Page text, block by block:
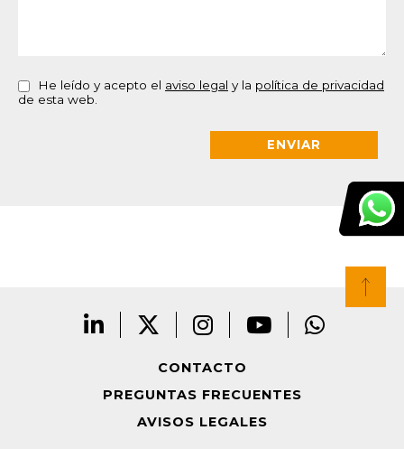
He leído y acepto el aviso legal y la política de privacidad
de esta web.
CONTACTO
PREGUNTAS FRECUENTES
AVISOS LEGALES